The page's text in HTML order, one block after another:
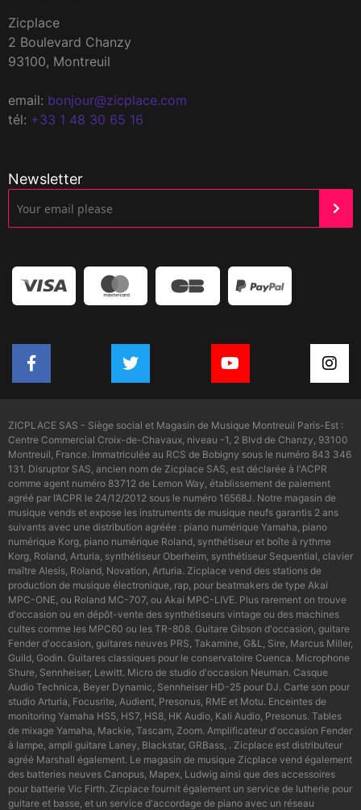
Zicplace
2 Boulevard Chanzy
93100, Montreuil
email: bonjour@zicplace.com
tél: +33 1 48 30 65 16
Newsletter
ZICPLACE SAS - Siège social et Magasin de Musique Montreuil Paris-Est :
Centre Commercial Croix-de-Chavaux, niveau -1, 2 Blvd de Chanzy, 93100
Montreuil, France. Immatriculée au RCS de Bobigny sous le numéro 843 346
131. Disruptor SAS, ancien nom de Zicplace SAS, est déclarée à l'ACPR
comme agent numéro 83712 de Lemon Way, établissement de paiement
agréé par l’ACPR le 24/12/2012 sous le numéro 16568J. Notre magasin de
musique vends et expose les instruments de musique neufs garantis 2 ans
suivants avec une distribution agréée : piano numérique Yamaha, piano
numérique Korg, piano numérique Roland, synthétiseur et boîte à rythme
Korg, Roland, Arturia, synthétiseur Oberheim, synthétiseur Sequential, clavier
maître Alesis, Roland, Novation, Arturia. Zicplace vend des stations de
production de musique électronique, rap, pour beatmakers de type Akai
MPC-ONE, ou Roland MC-707, ou Akai MPC-LIVE. Plus rarement on trouve
d'occasion ou en dépôt-vente des synthétiseurs vintage ou des machines
cultes comme les MPC60 ou les TR-808. Guitare Gibson d'occasion, guitare
Fender d'occasion, guitares neuves PRS, Takamine, G&L, Sire, Marcus Miller,
Guild, Godin. Guitares classiques pour le conservatoire Cuenca. Microphone
Shure, Sennheiser, Lewitt. Micro de studio d'occasion Neuman. Casque
Audio Technica, Beyer Dynamic, Sennheiser HD-25 pour DJ. Carte son pour
studio Arturia, Focusrite, Audient, Presonus, RME et Motu. Enceintes de
monitoring Yamaha HS5, HS7, HS8, HK Audio, Kali Audio, Presonus. Tables
de mixage Yamaha, Mackie, Tascam, Zoom. Amplificateur d'occasion Fender
à lampe, ampli guitare Laney, Blackstar, GRBass, . Zicplace est distributeur
agréé Marshall également. Le magasin de musique Zicplace vend également
des batteries neuves Canopus, Mapex, Ludwig ainsi que des accessoires
pour batterie Vic Firth. Zicplace fournit également un service de lutherie pour
guitare et basse, et un service d'accordage de piano avec un réseau